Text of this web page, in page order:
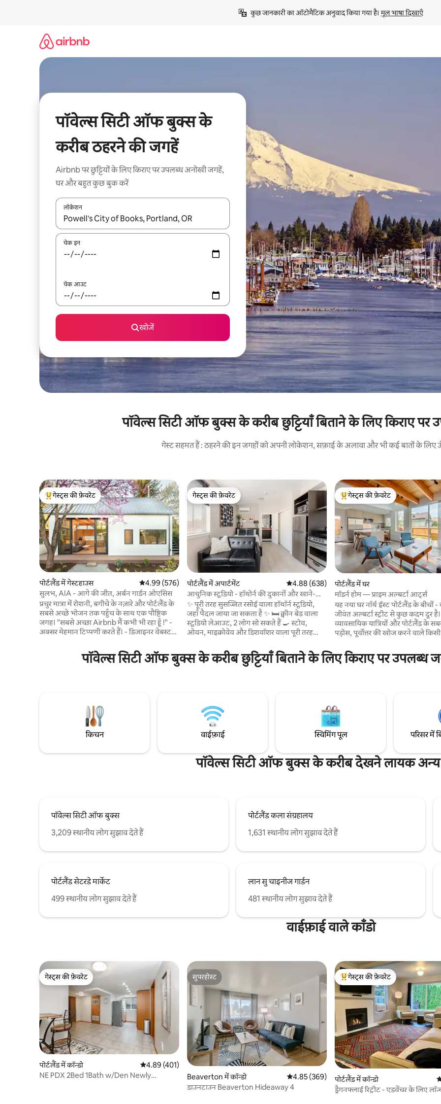
कुछ जानकारी का ऑटोमैटिक अनुवाद किया गया है। मूल भाषा दिखाएँ
पॉवेल्स सिटी ऑफ बुक्स के
करीब ठहरने की जगहें
Airbnb पर छुट्टियों के लिए किराए पर उपलब्ध अनोखी जगहें,
घर और बहुत कुछ बुक करें
लोकेशन
नतीजों के उपलब्ध होने पर, अप और डाउन 'ऐरो की' का इस्तेमाल करके नेविगेट करें या टच या फिर स्वाइप जेस्चर का इस्तेमाल करके एक्सप्लोर करें।
चेक इन
चेक आउट
खोजें
पॉवेल्स सिटी ऑफ बुक्स के करीब छुट्टियाँ बिताने के लिए किराए पर
गेस्ट सहमत हैं : ठहरने की इन जगहों को अपनी लोकेशन, सफ़ाई के अलावा और भी कई बातों के लिए
गेस्ट्स का टॉप फ़ेवरेट
गेस्ट्स की फ़ेवरेट
पोर्टलैंड में गेस्टहाउस औसत रेटिंग 5 में से 4.99, 576 समीक्षाएँ
4.99 (576)
सुलभ, AIA - आगे की जीत, अर्बन गार्डन ओएसिस
प्रचुर मात्रा में रोशनी, बगीचे के नज़ारे और पोर्टलैंड के
सबसे अच्छे भोजन तक पहुँच के साथ एक पौष्टिक
जगह। "सबसे अच्छा Airbnb मैं कभी भी रहा हूँ !" -
अक्सर मेहमान टिप्पणी करते हैं। - डिजाइनर वेबस्टर
आर्किटेक्ट्स अवार्ड - अपस्केल सुविधाएँ और
यूरोपीय फिक्स्चर - शांत NoPo पड़ोस पेड़ - रेखा
पालतू जीव और न ही ईएसए
गेस्ट्स की फ़ेवरेट
गेस्ट्स की फ़ेवरेट
पोर्टलैंड में अपार्टमेंट औसत रेटिंग 5 में से 4.88, 638 समीक्षाएँ
4.88 (638)
आधुनिक स्टूडियो - हॉथोर्न की दुकानों और खाने-पीने
की जगहों के पास
✨ पूरी तरह सुसज्जित रसोई वाला हॉथॉर्न स्टूडियो,
जहाँ पैदल जाया जा सकता है ✨ 🛏️ क्वीन बेड वाला
स्टूडियो लेआउट, 2 लोग सो सकते हैं 🍳 स्टोव,
ओवन, माइक्रोवेव और डिशवॉशर वाला पूरी तरह
करने की सुविधा ❄️ लिविंग/स्लीपिंग एरिया में मिनी-
स्प्लिट एयर कंडीशनर + हीटर 🧺 इन - यूनिट वॉशर
और ड्रायर 🐾 पालतू जीवों के अनुकूल - अपने प्यारे
गेस्ट्स का टॉप फ़ेवरेट
गेस्ट्स की फ़ेवरेट
पोर्टलैंड में घर
मॉडर्न होम — प्राइम अल्बर्टा आर्ट्स
यह नया घर नॉर्थ ईस्ट पोर्टलैंड के बीचों
जीवंत अल्बर्टा स्ट्रीट से कुछ कदम दूर
व्यावसायिक यात्रियों और पोर्टलैंड के
पड़ोस, पूर्वोत्तर की खोज करने वाले
किचन और लिविंग रूम, 1.5 बाथरूम और
एक शांत आवासीय सड़क पर ठहरने के
पॉवेल्स सिटी ऑफ बुक्स के करीब छुट्टियाँ बिताने के लिए किराए पर उपलब्ध
किचन वाईफ़ाई स्विमिंग पूल परिसर में
पॉवेल्स सिटी ऑफ बुक्स के करीब देखने लायक
पॉवेल्स सिटी ऑफ बुक्स
3,209 स्थानीय लोग सुझाव देते हैं
पोर्टलैंड कला संग्रहालय
1,631 स्थानीय लोग सुझाव देते हैं
पोर्टलैंड सेटरडे मार्केट
499 स्थानीय लोग सुझाव देते हैं
लान सु चाइनीज गार्डन
481 स्थानीय लोग सुझाव देते हैं
वाईफ़ाई वाले काँडो
गेस्ट्स की फ़ेवरेट
गेस्ट्स की फ़ेवरेट
पोर्टलैंड में कॉन्डो औसत रेटिंग 5 में से 4.89, 401 समीक्षाएँ
4.89 (401)
NE PDX 2Bed 1Bath w/Den Newly
सुपरहोस्ट
सुपरहोस्ट
Beaverton में कॉन्डो औसत रेटिंग 5 में से 4.85, 369 समीक्षाएँ
4.85 (369)
डाउनटाउन Beaverton Hideaway 4
गेस्ट्स का टॉप फ़ेवरेट
गेस्ट्स की फ़ेवरेट
पोर्टलैंड में कॉन्डो
ड्रैगनफ्लाई रिट्रीट - एडवेंचर के लिए